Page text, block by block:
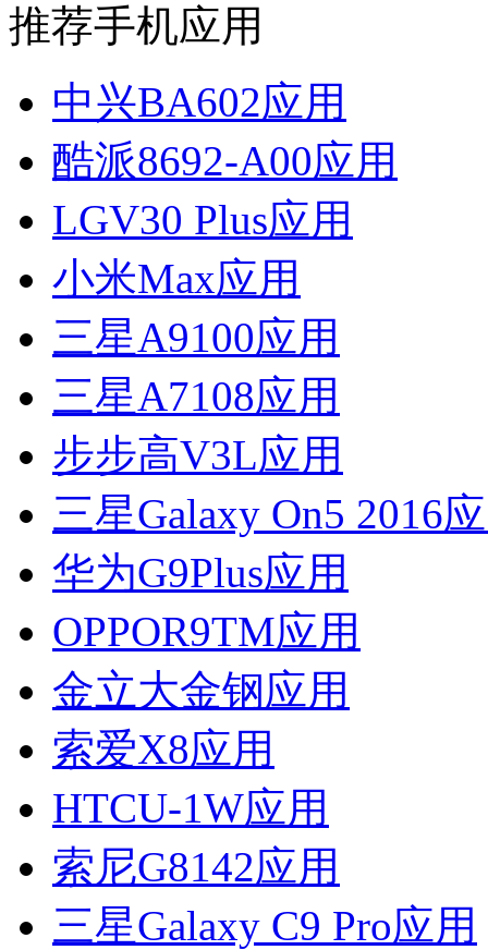
推荐手机应用
中兴BA602应用
酷派8692-A00应用
LGV30 Plus应用
小米Max应用
三星A9100应用
三星A7108应用
步步高V3L应用
三星Galaxy On5 2016
华为G9Plus应用
OPPOR9TM应用
金立大金钢应用
索爱X8应用
HTCU-1W应用
索尼G8142应用
三星Galaxy C9 Pro应用